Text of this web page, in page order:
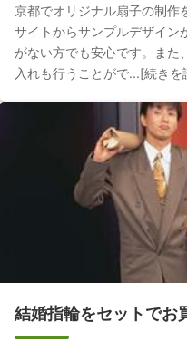
京都でオリジナル扇子の制作
サイトからサンプルデザイン
がない方でも安心です。また
入れも行うことがで...[続きを
結婚指輪をセットでお